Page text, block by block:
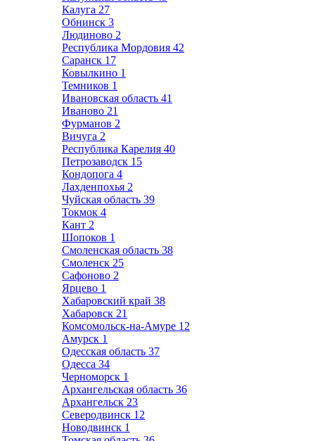
Калуга 27
Обнинск 3
Людиново 2
Республика Мордовия 42
Саранск 17
Ковылкино 1
Темников 1
Ивановская область 41
Иваново 21
Фурманов 2
Вичуга 2
Республика Карелия 40
Петрозаводск 15
Кондопога 4
Лахденпохья 2
Чуйская область 39
Токмок 4
Кант 2
Шопоков 1
Смоленская область 38
Смоленск 25
Сафоново 2
Ярцево 1
Хабаровский край 38
Хабаровск 21
Комсомольск-на-Амуре 12
Амурск 1
Одесская область 37
Одесса 34
Черноморск 1
Архангельская область 36
Архангельск 23
Северодвинск 12
Новодвинск 1